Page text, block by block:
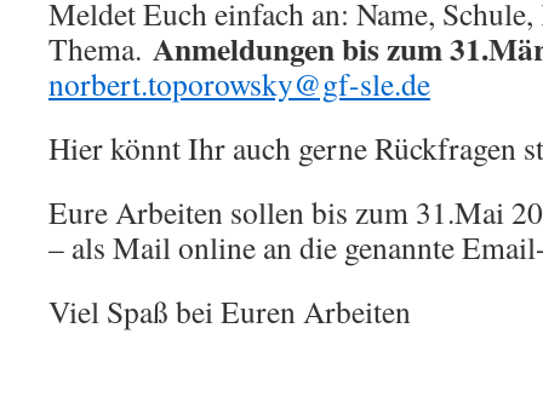
Meldet Euch einfach an: Name, Schule,
Thema. Anmeldungen bis zum
norbert.toporowsky@gf-sle.de
Hier könnt Ihr auch gerne Rückfragen
Eure Arbeiten sollen bis zum 31.Mai
– als Mail online an die genannte
Viel Spaß bei Euren Arbeiten